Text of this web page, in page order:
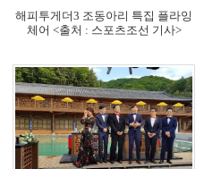
해피투게더3 조동아리 특집 플라잉
체어 <출처 : 스포츠조선 기사>